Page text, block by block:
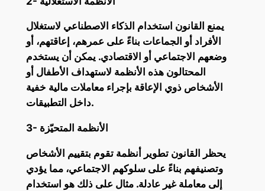
يمنع القانون استخدام الذكاء الاصطناعي لاستغلال
الأفراد أو الجماعات بناءً على عمرهم، إعاقتهم، أو
وضعهم الاجتماعي أو الاقتصادي. يمكن أن يستخدم
المحتالون هذه الأنظمة لاستهداف الأطفال أو
الأشخاص ذوي الإعاقة بإجراء معاملات مالية خفية
داخل التطبيقات.
3- الأنظمة المتحيّزة
يحظر القانون تطوير أنظمة تقوم بتقييم الأشخاص
وتصنيفهم بناءً على سلوكهم الاجتماعي، مما يؤدي
إلى معاملة غير عادلة. مثال على ذلك هو استخدام